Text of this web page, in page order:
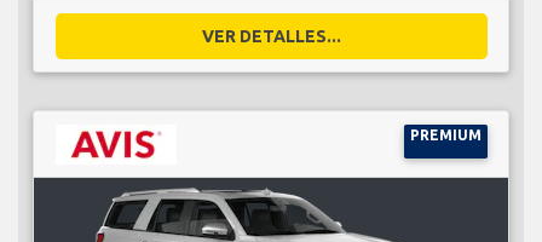
VER DETALLES...
PREMIUM